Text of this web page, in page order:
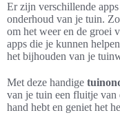
Er zijn verschillende
onderhoud van je tuin.
om het weer en de groei
apps die je kunnen
het bijhouden van je
Met deze handige
van je tuin een fluitje van
hand hebt en geniet het